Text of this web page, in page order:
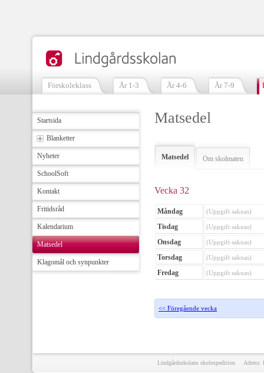
Förskoleklass År 1-3 År 4-6 År 7-9
Startsida
Blanketter
Nyheter
SchoolSoft
Kontakt
Fritidsråd
Kalendarium
Matsedel
Klagomål och synpunkter
Matsedel
Matsedel Om skolmaten
Vecka 32
Måndag (Uppgift saknas)
Tisdag (Uppgift saknas)
Onsdag (Uppgift saknas)
Torsdag (Uppgift saknas)
Fredag (Uppgift saknas)
<< Föregående vecka
Lindgårdsskolans skolexpedition Adress: